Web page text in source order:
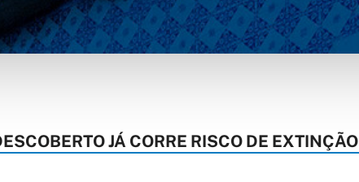
JÁ CORRE RISCO DE EXTINÇÃO